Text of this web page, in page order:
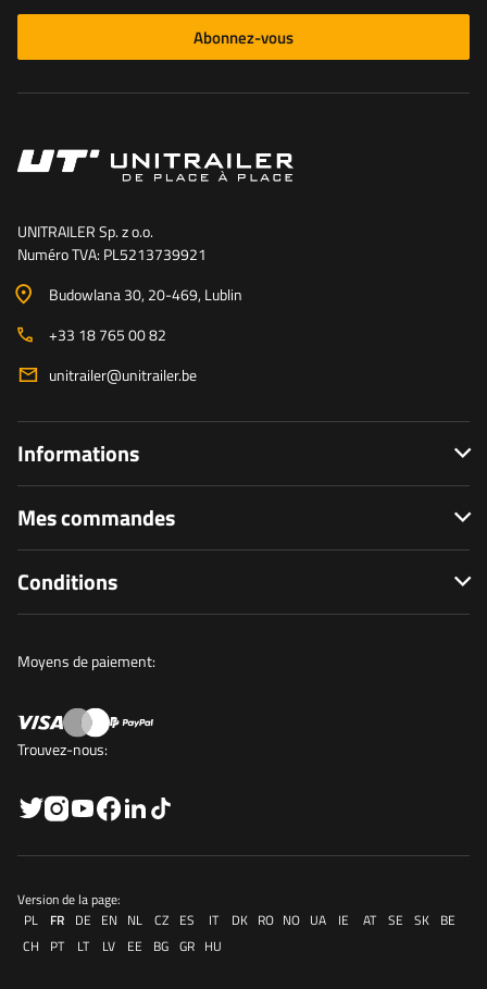
Abonnez-vous
UNITRAILER Sp. z o.o.
Numéro TVA: PL5213739921
Budowlana 30, 20-469, Lublin
+33 18 765 00 82
unitrailer@unitrailer.be
Informations
Mes commandes
Conditions
Moyens de paiement:
Trouvez-nous:
Version de la page:
PL
FR DE EN NL CZ ES IT DK RO NO UA IE AT SE SK BE
CH
PT LT LV EE BG GR HU